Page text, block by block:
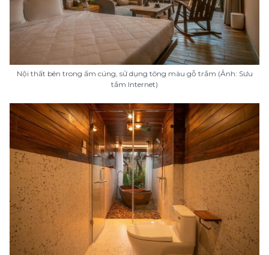
Nội thất bên trong ấm cúng, sử dụng tông màu gỗ trầm (Ảnh: Sưu
tầm Internet)